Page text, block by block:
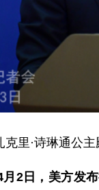
里·诗琳通公
2日，美方发